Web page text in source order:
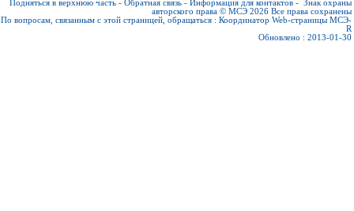
Подняться в верхнюю часть - Обратная связь - Информация для контактов - Знак охраны
авторского права © МСЭ 2026 Все права сохранены
По вопросам, связанным с этой страницей, обращаться : Координатор Web-страницы МСЭ-
R
Обновлено : 2013-01-30